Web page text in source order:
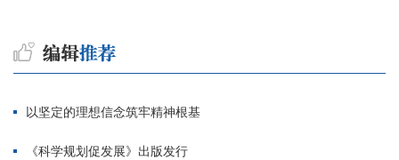
以坚定的理想信念筑牢精神根基
《科学规划促发展》出版发行